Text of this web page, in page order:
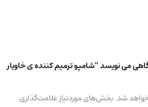
می نویسد “شامپو ترمیم کننده ی خاویار
شد.بخش‌های موردنیاز علامت‌گذاری